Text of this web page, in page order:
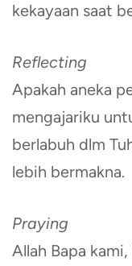
kekayaan saat
Reflecting
Apakah aneka
mengajariku
berlabuh dlm
lebih bermakna.
Praying
Allah Bapa